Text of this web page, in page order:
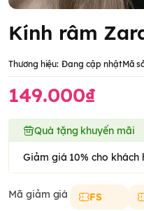
Kính râm
Thương hiệu: Đang cập nhậtMã
149.000₫
Quà tặng khuyến mãi
Giảm giá 10% cho
Mã giảm giá FS